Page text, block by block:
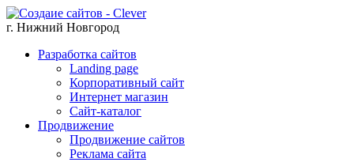
г. Нижний Новгород
Разработка сайтов
Landing page
Корпоративный сайт
Интернет магазин
Сайт-каталог
Продвижение
Продвижение сайтов
Реклама сайта